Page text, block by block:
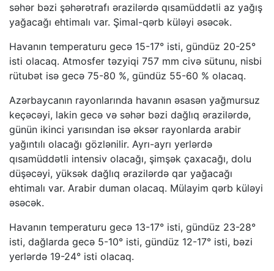
səhər bəzi şəhərətrafı ərazilərdə qısamüddətli az yağış
yağacağı ehtimalı var. Şimal-qərb küləyi əsəcək.
Havanın temperaturu gecə 15-17° isti, gündüz 20-25°
isti olacaq. Atmosfer təzyiqi 757 mm civə sütunu, nisbi
rütubət isə gecə 75-80 %, gündüz 55-60 % olacaq.
Azərbaycanın rayonlarında havanın əsasən yağmursuz
keçəcəyi, lakin gecə və səhər bəzi dağlıq ərazilərdə,
günün ikinci yarısından isə əksər rayonlarda arabir
yağıntılı olacağı gözlənilir. Ayrı-ayrı yerlərdə
qısamüddətli intensiv olacağı, şimşək çaxacağı, dolu
düşəcəyi, yüksək dağlıq ərazilərdə qar yağacağı
ehtimalı var. Arabir duman olacaq. Mülayim qərb küləyi
əsəcək.
Havanın temperaturu gecə 13-17° isti, gündüz 23-28°
isti, dağlarda gecə 5-10° isti, gündüz 12-17° isti, bəzi
yerlərdə 19-24° isti olacaq.